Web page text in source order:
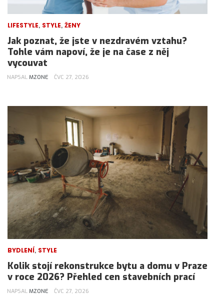
LIFESTYLE, STYLE, ŽENY
Jak poznat, že jste v nezdravém vztahu?
Tohle vám napoví, že je na čase z něj
vycouvat
NAPSAL MZONE ČVC 27, 2026
BYDLENÍ, STYLE
Kolik stojí rekonstrukce bytu a domu v Praze
v roce 2026? Přehled cen stavebních prací
NAPSAL MZONE ČVC 27, 2026